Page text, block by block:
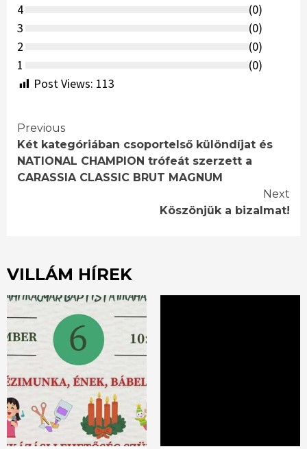
4
(0)
3
(0)
2
(0)
1
(0)
Post Views: 113
Continue
Reading
Previous
Két kategóriában csoportelső különdíjat és
NATIONAL CHAMPION trófeát szerzett a
CARASSIA CLASSIC BRUT MAGNUM
Next
Köszönjük a bizalmat!
VILLÁM HÍREK